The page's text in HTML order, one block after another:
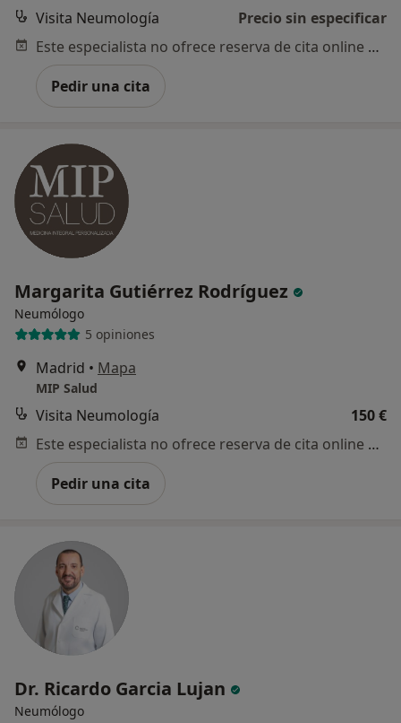
Visita Neumología
Precio sin especificar
Este especialista no ofrece reserva de cita online en esta dirección.
Pedir una cita
Margarita Gutiérrez Rodríguez
Neumólogo
5 opiniones
Madrid • Mapa
MIP Salud
Visita Neumología
150 €
Este especialista no ofrece reserva de cita online en esta dirección.
Pedir una cita
Dr. Ricardo Garcia Lujan
Neumólogo